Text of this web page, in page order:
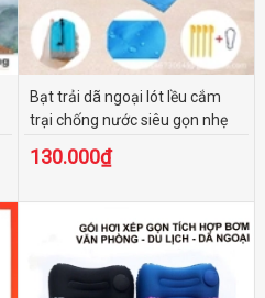
Bạt trải dã ngoại lót lều cắm
trại chống nước siêu gọn nhẹ
130.000₫